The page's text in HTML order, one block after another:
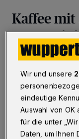
Kaffee mit
Wuppertal·Die
die Bürgerinnen
auf dem Von-
Mit dabei war
12.09.2023 , 08:30
Wir und unsere
eindeutige
Auswahl von
für die unter
Daten, um Ihnen